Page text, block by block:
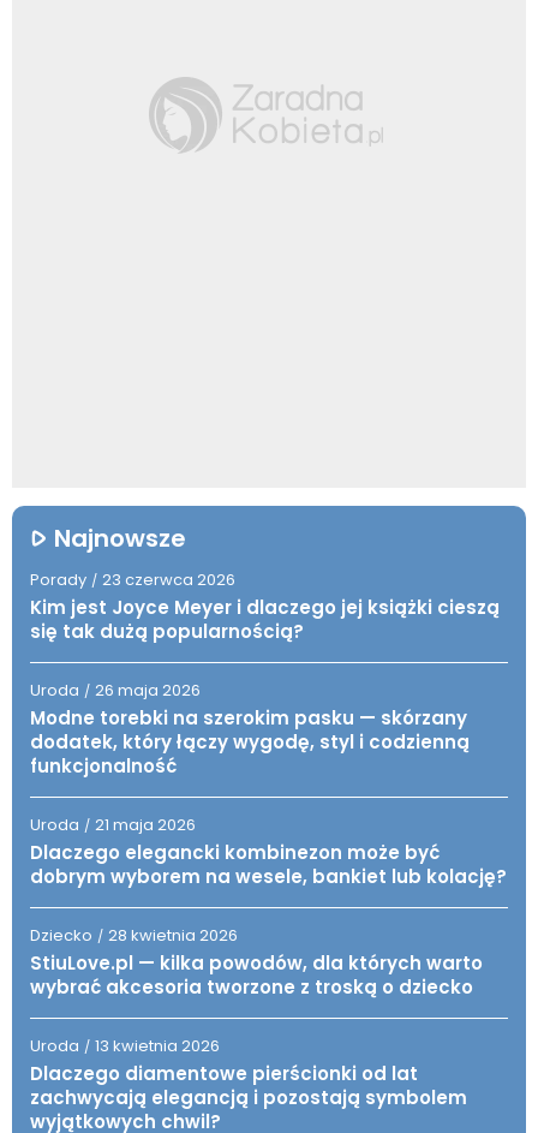
Najnowsze
Porady / 23 czerwca 2026
Kim jest Joyce Meyer i dlaczego jej książki cieszą
się tak dużą popularnością?
Uroda / 26 maja 2026
Modne torebki na szerokim pasku — skórzany
dodatek, który łączy wygodę, styl i codzienną
funkcjonalność
Uroda / 21 maja 2026
Dlaczego elegancki kombinezon może być
dobrym wyborem na wesele, bankiet lub kolację?
Dziecko / 28 kwietnia 2026
StiuLove.pl — kilka powodów, dla których warto
wybrać akcesoria tworzone z troską o dziecko
Uroda / 13 kwietnia 2026
Dlaczego diamentowe pierścionki od lat
zachwycają elegancją i pozostają symbolem
wyjątkowych chwil?